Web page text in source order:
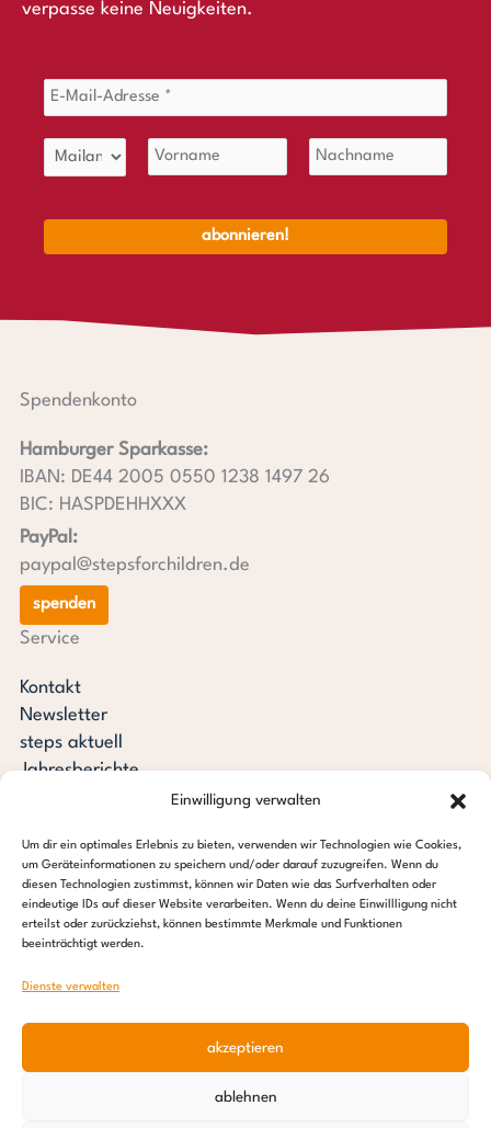
Einwilligung verwalten
Um dir ein optimales Erlebnis zu bieten, verwenden wir Technologien wie Cookies,
um Geräteinformationen zu speichern und/oder darauf zuzugreifen. Wenn du
diesen Technologien zustimmst, können wir Daten wie das Surfverhalten oder
eindeutige IDs auf dieser Website verarbeiten. Wenn du deine Einwillligung nicht
erteilst oder zurückziehst, können bestimmte Merkmale und Funktionen
beeinträchtigt werden.
Dienste verwalten
akzeptieren
ablehnen
verpasse keine Neuigkeiten.
Spendenkonto
Hamburger Sparkasse:
IBAN: DE44 2005 0550 1238 1497 26
BIC: HASPDEHHXXX
PayPal:
paypal@stepsforchildren.de
spenden
Service
Kontakt
Newsletter
steps aktuell
Jahresberichte
Pressespiegel
Stiftung steps for children
c/o Regus Altona
22765 Hamburg
Tel: +49 (0) 40 389 027 – 88
E-Mail: info@stepsforchildren.de
Pinterest